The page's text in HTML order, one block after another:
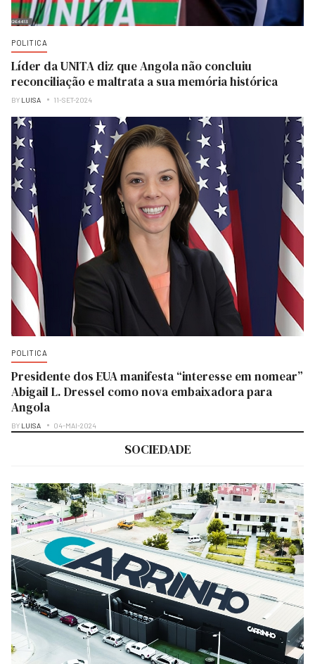
POLITICA
Líder da UNITA diz que Angola não concluiu
reconciliação e maltrata a sua memória histórica
BY LUISA 11-SET-2024
POLITICA
Presidente dos EUA manifesta “interesse em nomear”
Abigail L. Dressel como nova embaixadora para
Angola
BY LUISA 04-MAI-2024
SOCIEDADE